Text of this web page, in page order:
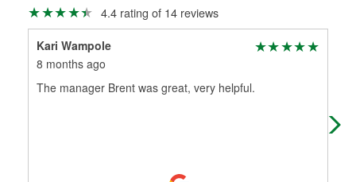
4.4 rating of 14 reviews
Kari Wampole
8 months ago
The manager Brent was great, very helpful.
me